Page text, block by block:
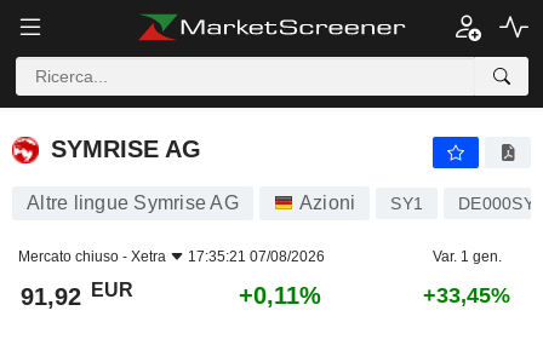
SYMRISE AG
SYMRISE AG
Altre lingue Symrise AG Azioni SY1
Mercato chiuso - Xetra 17:35:21 07/08/2026 Var. 1 gen.
91,92 EUR +0,11% +33,45%